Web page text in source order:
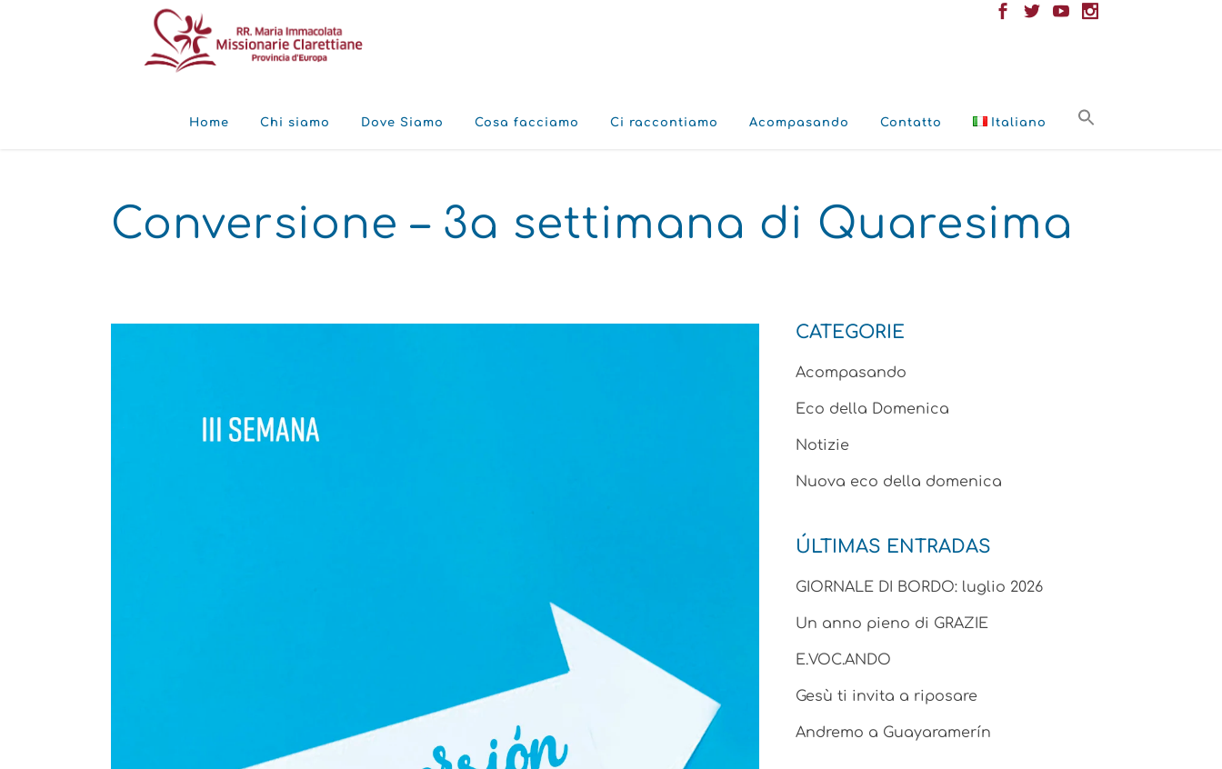
Home Chi siamo Dove Siamo Cosa facciamo Ci raccontiamo Acompasando Contatto Italiano
Conversione – 3a settimana di Quaresima
CATEGORIE
Acompasando
Eco della Domenica
Notizie
Nuova eco della domenica
ÚLTIMAS ENTRADAS
GIORNALE DI BORDO: luglio 2026
Un anno pieno di GRAZIE
E.VOC.ANDO
Gesù ti invita a riposare
Andremo a Guayaramerín